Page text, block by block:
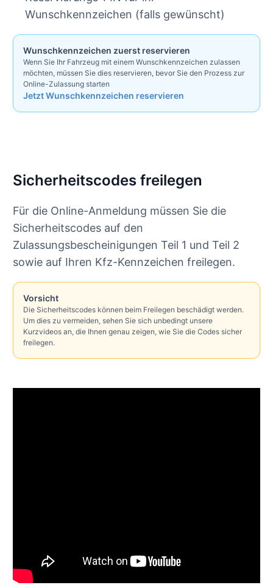
Wunschkennzeichen (falls gewünscht)
Wunschkennzeichen zuerst reservieren
Wenn Sie Ihr Fahrzeug mit einem Wunschkennzeichen zulassen
möchten, müssen Sie dies reservieren, bevor Sie den Prozess zur
Online-Zulassung starten
Jetzt Wunschkennzeichen reservieren
Sicherheitscodes freilegen
Für die Online-Anmeldung müssen Sie die
Sicherheitscodes auf den
Zulassungsbescheinigungen Teil 1 und Teil 2
sowie auf Ihren Kfz-Kennzeichen freilegen.
Vorsicht
Die Sicherheitscodes können beim Freilegen beschädigt werden.
Um dies zu vermeiden, sehen Sie sich unbedingt unsere
Kurzvideos an, die Ihnen genau zeigen, wie Sie die Codes sicher
freilegen.